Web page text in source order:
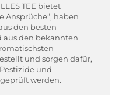
TEE bietet
Ansprüche“, haben
den besten
den bekannten
und sorgen dafür,
und
werden.